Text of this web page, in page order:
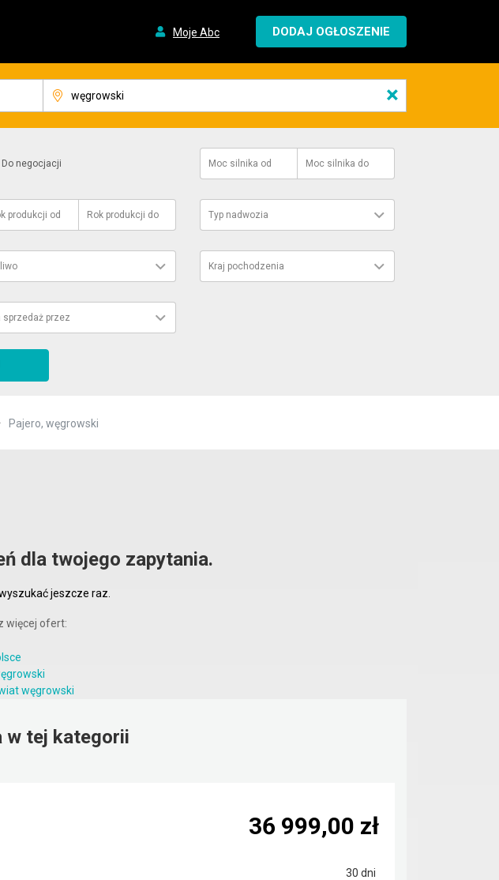
Moje Abc DODAJ OGŁOSZENIE
×
Do negocjacji Moc silnika od Moc silnika do
produkcji od Rok produkcji do Typ nadwozia
Kraj pochodzenia
sprzedaż przez
Pajero, węgrowski
dla twojego zapytania.
jeszcze raz.
więcej ofert:
węgrowski
w tej kategorii
30 dni
36 999,00 zł